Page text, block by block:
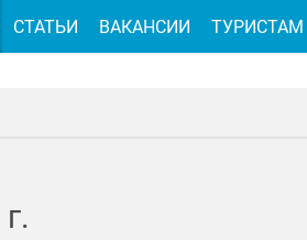
г.
СТАТЬИ ВАКАНСИИ ТУРИСТАМ